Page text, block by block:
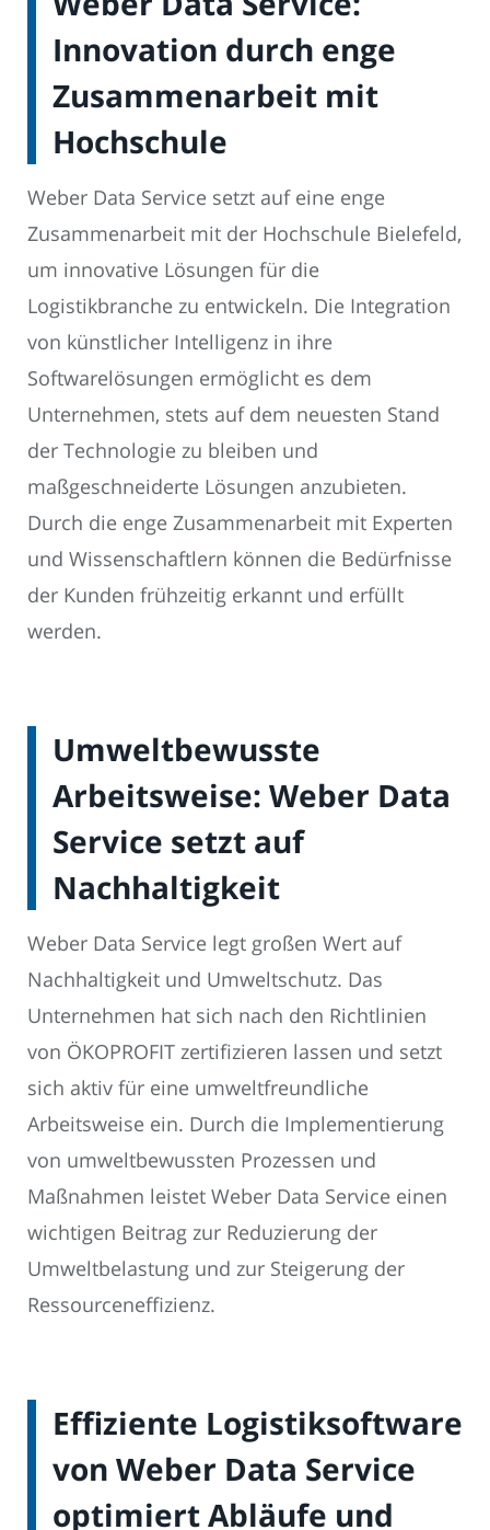
Innovation durch enge
Zusammenarbeit mit
Hochschule
Weber Data Service setzt auf eine enge
Zusammenarbeit mit der Hochschule Bielefeld,
um innovative Lösungen für die
Logistikbranche zu entwickeln. Die Integration
von künstlicher Intelligenz in ihre
Softwarelösungen ermöglicht es dem
Unternehmen, stets auf dem neuesten Stand
der Technologie zu bleiben und
maßgeschneiderte Lösungen anzubieten.
Durch die enge Zusammenarbeit mit Experten
und Wissenschaftlern können die Bedürfnisse
der Kunden frühzeitig erkannt und erfüllt
werden.
Umweltbewusste
Arbeitsweise: Weber Data
Service setzt auf
Nachhaltigkeit
Weber Data Service legt großen Wert auf
Nachhaltigkeit und Umweltschutz. Das
Unternehmen hat sich nach den Richtlinien
von ÖKOPROFIT zertifizieren lassen und setzt
sich aktiv für eine umweltfreundliche
Arbeitsweise ein. Durch die Implementierung
von umweltbewussten Prozessen und
Maßnahmen leistet Weber Data Service einen
wichtigen Beitrag zur Reduzierung der
Umweltbelastung und zur Steigerung der
Ressourceneffizienz.
Effiziente Logistiksoftware
von Weber Data Service
optimiert Abläufe und